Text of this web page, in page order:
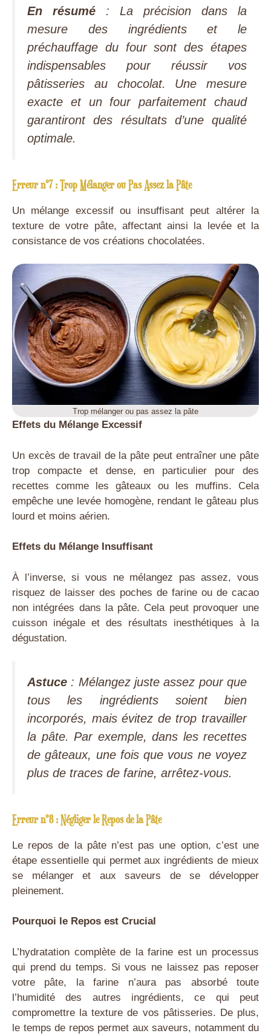
En résumé : La précision dans la
mesure des ingrédients et le
préchauffage du four sont des étapes
indispensables pour réussir vos
pâtisseries au chocolat. Une mesure
exacte et un four parfaitement chaud
garantiront des résultats d’une qualité
optimale.
Erreur n°7 : Trop Mélanger ou Pas Assez la Pâte
Un mélange excessif ou insuffisant peut altérer la
texture de votre pâte, affectant ainsi la levée et la
consistance de vos créations chocolatées.
Trop mélanger ou pas assez la pâte
Effets du Mélange Excessif
Un excès de travail de la pâte peut entraîner une pâte
trop compacte et dense, en particulier pour des
recettes comme les gâteaux ou les muffins. Cela
empêche une levée homogène, rendant le gâteau plus
lourd et moins aérien.
Effets du Mélange Insuffisant
À l’inverse, si vous ne mélangez pas assez, vous
risquez de laisser des poches de farine ou de cacao
non intégrées dans la pâte. Cela peut provoquer une
cuisson inégale et des résultats inesthétiques à la
dégustation.
Astuce : Mélangez juste assez pour que
tous les ingrédients soient bien
incorporés, mais évitez de trop travailler
la pâte. Par exemple, dans les recettes
de gâteaux, une fois que vous ne voyez
plus de traces de farine, arrêtez-vous.
Erreur n°8 : Négliger le Repos de la Pâte
Le repos de la pâte n’est pas une option, c’est une
étape essentielle qui permet aux ingrédients de mieux
se mélanger et aux saveurs de se développer
pleinement.
Pourquoi le Repos est Crucial
L’hydratation complète de la farine est un processus
qui prend du temps. Si vous ne laissez pas reposer
votre pâte, la farine n’aura pas absorbé toute
l’humidité des autres ingrédients, ce qui peut
compromettre la texture de vos pâtisseries. De plus,
le temps de repos permet aux saveurs, notamment du